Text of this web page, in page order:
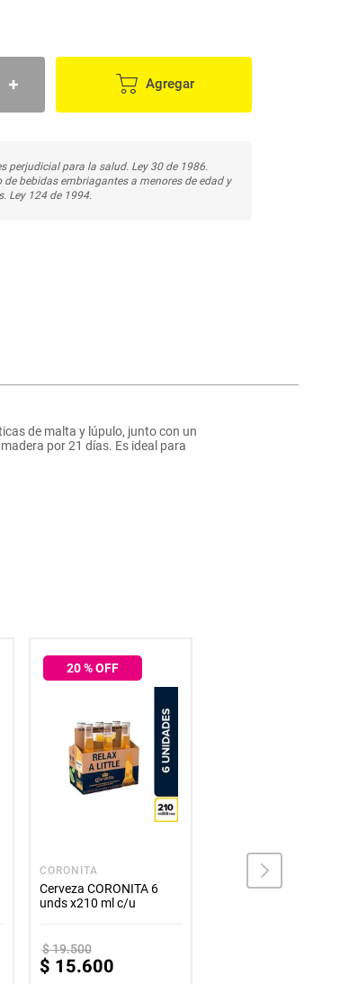
Agregar
perjudicial para la salud. Ley 30 de 1986.
de bebidas embriagantes a menores de edad y
Ley 124 de 1994.
de malta y lúpulo, junto con un
por 21 días. Es ideal para
20% OFF
CORONITA
Cerveza CORONITA 6
unds x210 ml c/u
$19.500
$ 15.600
BUDWEISER
Cerveza BUDWEISER 6